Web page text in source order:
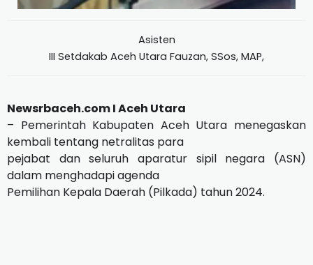
Asisten
III Setdakab Aceh Utara Fauzan, SSos, MAP,
Newsrbaceh.com I Aceh Utara
– Pemerintah Kabupaten Aceh Utara menegaskan
kembali tentang netralitas para
pejabat dan seluruh aparatur sipil negara (ASN)
dalam menghadapi agenda
Pemilihan Kepala Daerah (Pilkada) tahun 2024.